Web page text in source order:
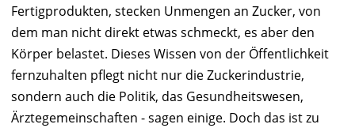
Fertigprodukten, stecken Unmengen an Zucker, von
dem man nicht direkt etwas schmeckt, es aber den
Körper belastet. Dieses Wissen von der Öffentlichkeit
fernzuhalten pflegt nicht nur die Zuckerindustrie,
sondern auch die Politik, das Gesundheitswesen,
Ärztegemeinschaften - sagen einige. Doch das ist zu